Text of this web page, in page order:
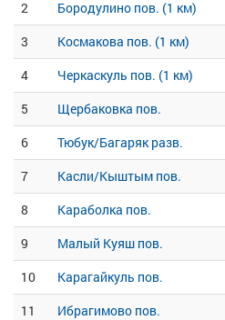
2 Бородулино пов. (1 км)
3
Космакова пов. (1 км)
4
Черкаскуль пов. (1 км)
5
Щербаковка пов.
6
Тюбук/Багаряк разв.
7
Касли/Кыштым пов.
8
Караболка пов.
9
Малый Куяш пов.
10
Карагайкуль пов.
11
Ибрагимово пов.